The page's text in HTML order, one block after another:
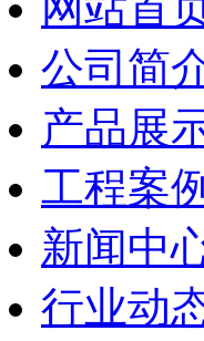
公司简
产品展
工程案例
新闻中
行业动